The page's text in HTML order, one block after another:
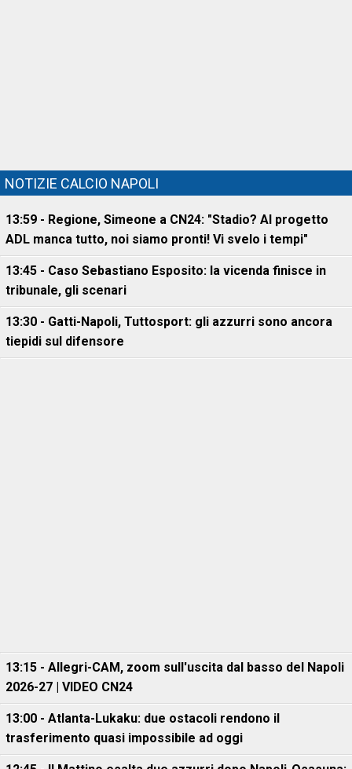
NOTIZIE CALCIO NAPOLI
13:59 - Regione, Simeone a CN24: "Stadio? Al progetto
ADL manca tutto, noi siamo pronti! Vi svelo i tempi"
13:45 - Caso Sebastiano Esposito: la vicenda finisce in
tribunale, gli scenari
13:30 - Gatti-Napoli, Tuttosport: gli azzurri sono ancora
tiepidi sul difensore
13:15 - Allegri-CAM, zoom sull'uscita dal basso del Napoli
2026-27 | VIDEO CN24
13:00 - Atlanta-Lukaku: due ostacoli rendono il
trasferimento quasi impossibile ad oggi